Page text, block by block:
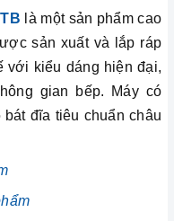
là một sản phẩm cao
sản xuất và lắp ráp
với kiểu dáng hiện đại,
gian bếp. Máy có
đĩa tiêu chuẩn châu